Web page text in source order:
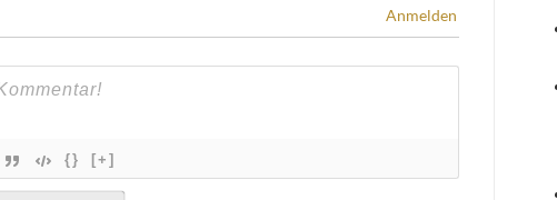
Anmelden
{} [+]